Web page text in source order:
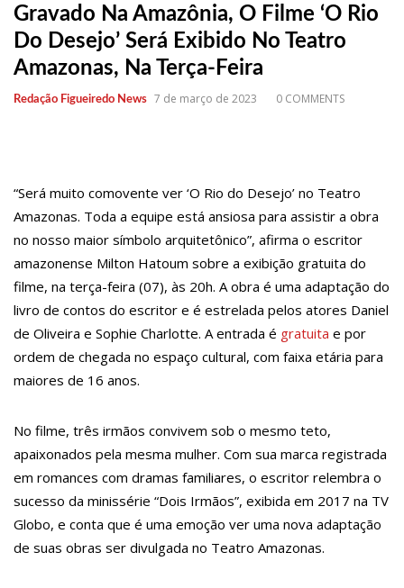
ministro
11:24Campanha intensifica combate à violência sexual contra
crianças
11:10Constituição e Lei Maria da Penha ganham tradução em idioma
indígena
11:04Sine Manaus oferta 167 vagas de emprego nesta quinta-feira,
13:19Professores do AM entram em greve e cobram reajuste
salarial de 25%
Boi Caprichoso lança vídeos gravados pelos dançarinos da
Troup Caprichoso e Corpo de Dança Caprichoso (CDC)
13:07Greve de ônibus é suspensa a pedido do prefeito de Manaus
PIB do Japão registra crescimento pela primeira vez em 3
trimestres
12:49Anitta diz que ficou dez meses sem sexo e revela como se
12:37Agenor Tupinambá fala sobre namoro com Lucas: “Não houve
traição”
12:23
Influenciadora e ex são encontrados mortos em carro no
casamento viraliza: “Filho da put*! Nojento!”
14:52Procon-AM orienta população que Lei do Troco é válida e deve
ser respeitada
Empresário ‘Passarão’, dono do porto Chibatão, morre em São
Paulo
11:52Petrobras anuncia nova política de preços de combustíveis
11:36Acusado de divulgar fotos de corpo de Marília Mendonça e de
outros artistas mortos vira réu
11:28Casal é surpreendido com gravidez de sêxtuplos e pai ‘passa
Gravado Na Amazônia, O Filme ‘O Rio
Do Desejo’ Será Exibido No Teatro
Amazonas, Na Terça-Feira
Redação Figueiredo News 7 de março de 2023 0 COMMENTS
“Será muito comovente ver ‘O Rio do Desejo’ no Teatro
Amazonas. Toda a equipe está ansiosa para assistir a obra
no nosso maior símbolo arquitetônico”, afirma o escritor
amazonense Milton Hatoum sobre a exibição gratuita do
filme, na terça-feira (07), às 20h. A obra é uma adaptação do
livro de contos do escritor e é estrelada pelos atores Daniel
de Oliveira e Sophie Charlotte. A entrada é gratuita e por
ordem de chegada no espaço cultural, com faixa etária para
maiores de 16 anos.
No filme, três irmãos convivem sob o mesmo teto,
apaixonados pela mesma mulher. Com sua marca registrada
em romances com dramas familiares, o escritor relembra o
sucesso da minissérie “Dois Irmãos”, exibida em 2017 na TV
Globo, e conta que é uma emoção ver uma nova adaptação
de suas obras ser divulgada no Teatro Amazonas.